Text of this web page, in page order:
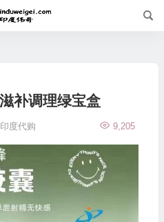
补调理绿宝盒
度代购 9,205